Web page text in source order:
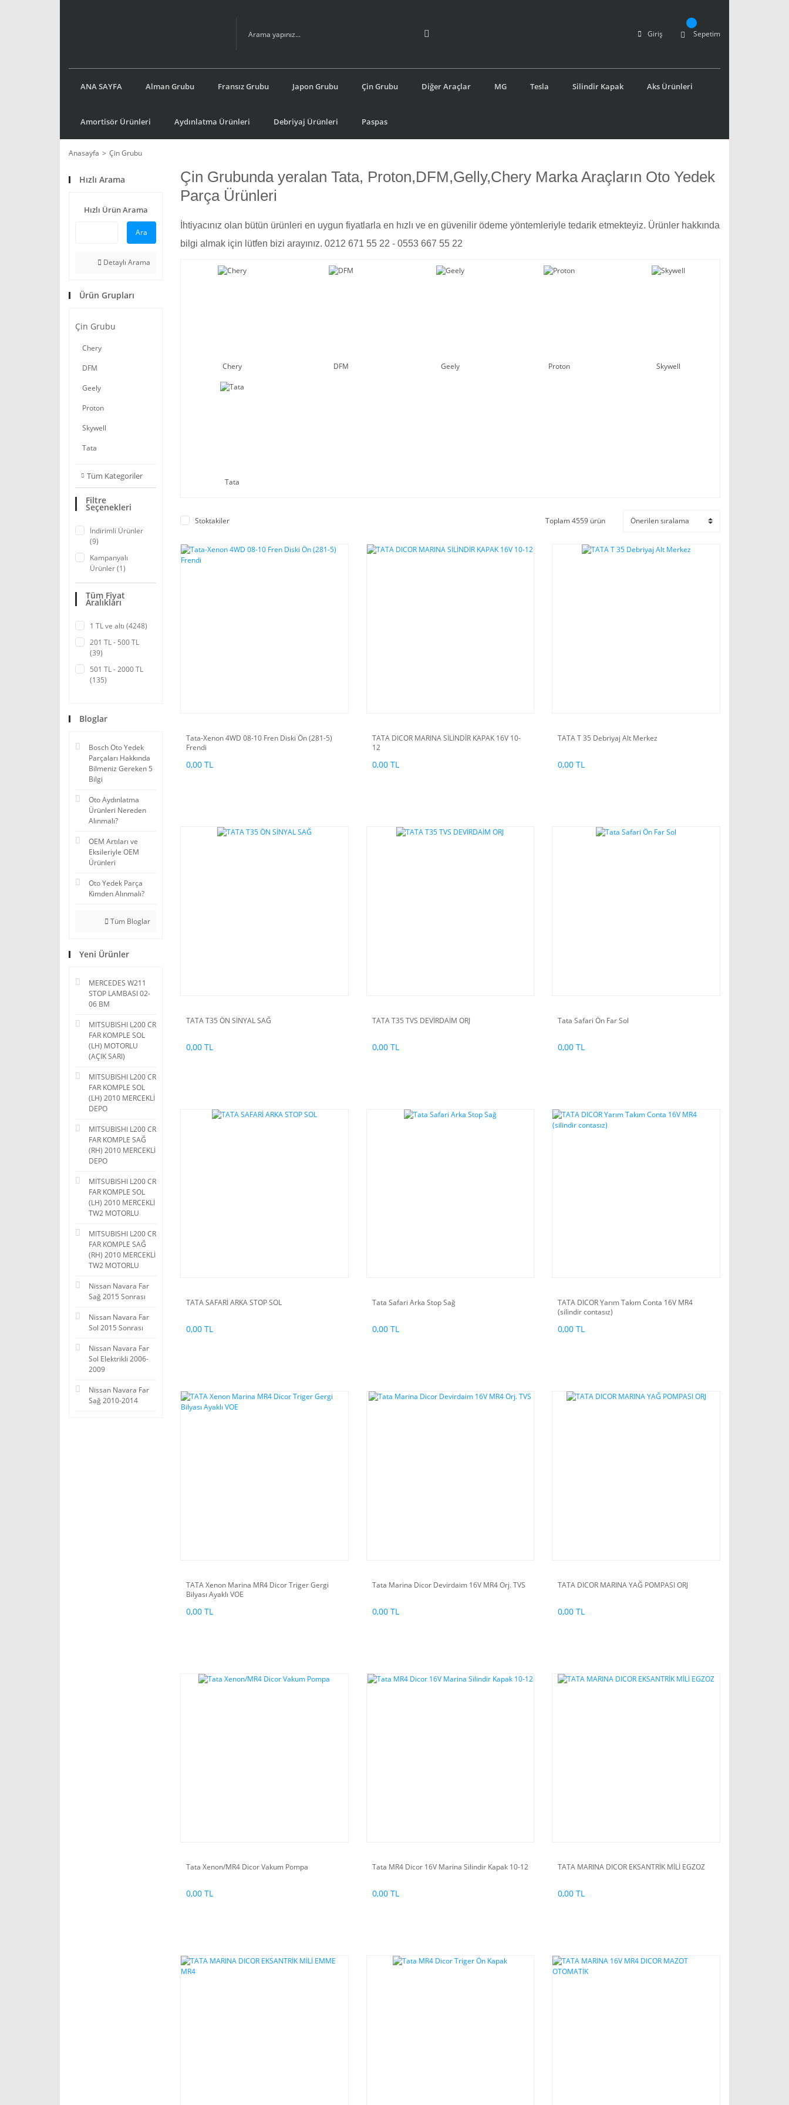
Giriş Sepetim
ANA SAYFA Alman Grubu Fransız Grubu Japon Grubu Çin Grubu Diğer Araçlar MG Tesla Silindir Kapak Aks Ürünleri
Amortisör Ürünleri Aydınlatma Ürünleri Debriyaj Ürünleri Paspas
Anasayfa Çin Grubu
Hızlı Arama
Hızlı Ürün Arama
Ara
Detaylı Arama
Ürün Grupları
Çin Grubu
Chery
DFM
Geely
Proton
Skywell
Tata
Tüm Kategoriler
Filtre
Seçenekleri
İndirimli Ürünler
(9)
Kampanyalı
Ürünler (1)
Tüm Fiyat
Aralıkları
1 TL ve altı (4248)
201 TL - 500 TL
(39)
501 TL - 2000 TL
(135)
10001 TL - 50000
Bloglar
Bosch Oto Yedek
Parçaları Hakkında
Bilmeniz Gereken 5
Bilgi
Oto Aydınlatma
Ürünleri Nereden
Alınmalı?
OEM Artıları ve
Eksileriyle OEM
Ürünleri
Oto Yedek Parça
Kimden Alınmalı?
Tüm Bloglar
Yeni Ürünler
MERCEDES W211
STOP LAMBASI 02-
06 BM
MITSUBISHI L200 CR
FAR KOMPLE SOL
(LH) MOTORLU
(AÇIK SARI)
MITSUBISHI L200 CR
FAR KOMPLE SOL
(LH) 2010 MERCEKLİ
DEPO
MITSUBISHI L200 CR
FAR KOMPLE SAĞ
(RH) 2010 MERCEKLİ
DEPO
MITSUBISHI L200 CR
FAR KOMPLE SOL
(LH) 2010 MERCEKLİ
TW2 MOTORLU
MITSUBISHI L200 CR
FAR KOMPLE SAĞ
(RH) 2010 MERCEKLİ
TW2 MOTORLU
Nissan Navara Far
Sağ 2015 Sonrası
Nissan Navara Far
Sol 2015 Sonrası
Nissan Navara Far
Sol Elektrikli 2006-
2009
Nissan Navara Far
Sağ 2010-2014
Çin Grubunda yeralan Tata, Proton,DFM,Gelly,Chery Marka Araçların Oto Yedek
Parça Ürünleri
İhtiyacınız olan bütün ürünleri en uygun fiyatlarla en hızlı ve en güvenilir ödeme yöntemleriyle tedarik etmekteyiz. Ürünler hakkında
bilgi almak için lütfen bizi arayınız. 0212 671 55 22 - 0553 667 55 22
Chery DFM Geely Proton Skywell
Tata
Stoktakiler Toplam 4559 ürün
Tata-Xenon 4WD 08-10 Fren Diski Ön (281-5)
Frendi
0,00 TL
TATA DICOR MARINA SİLİNDİR KAPAK 16V 10-
12
0,00 TL
TATA T 35 Debriyaj Alt Merkez
0,00 TL
TATA T35 ÖN SİNYAL SAĞ
0,00 TL
TATA T35 TVS DEVİRDAİM ORJ
0,00 TL
Tata Safari Ön Far Sol
0,00 TL
TATA SAFARİ ARKA STOP SOL
0,00 TL
Tata Safari Arka Stop Sağ
0,00 TL
TATA DICOR Yarım Takım Conta 16V MR4
(silindir contasız)
0,00 TL
TATA Xenon Marina MR4 Dicor Triger Gergi
Bilyası Ayaklı VOE
0,00 TL
Tata Marina Dicor Devirdaim 16V MR4 Orj. TVS
0,00 TL
TATA DICOR MARINA YAĞ POMPASI ORJ
0,00 TL
Tata Xenon/MR4 Dicor Vakum Pompa
0,00 TL
Tata MR4 Dicor 16V Marina Silindir Kapak 10-12
0,00 TL
TATA MARINA DICOR EKSANTRİK MİLİ EGZOZ
0,00 TL